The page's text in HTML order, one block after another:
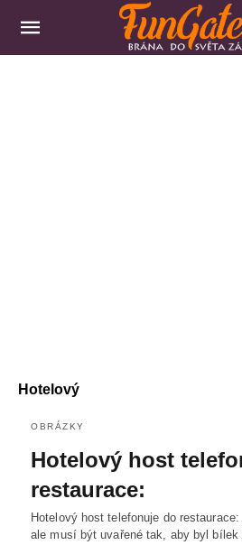
Hotelový
OBRÁZKY
Hotelový host
restaurace:
Hotelový host telefonuje do
ale musí být uvařené tak, aby byl